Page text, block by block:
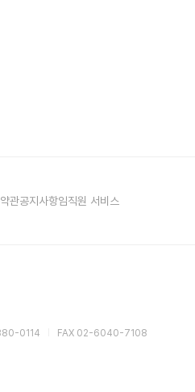
0114
FAX 02-6040-7108
관공지사항임직원 서비스